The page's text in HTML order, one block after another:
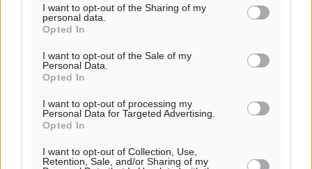
I want to opt-out of the Sharing of my
personal data.
Opted In
I want to opt-out of the Sale of my
Personal Data.
Opted In
I want to opt-out of processing my
Personal Data for Targeted Advertising.
Opted In
I want to opt-out of Collection, Use,
Retention, Sale, and/or Sharing of my